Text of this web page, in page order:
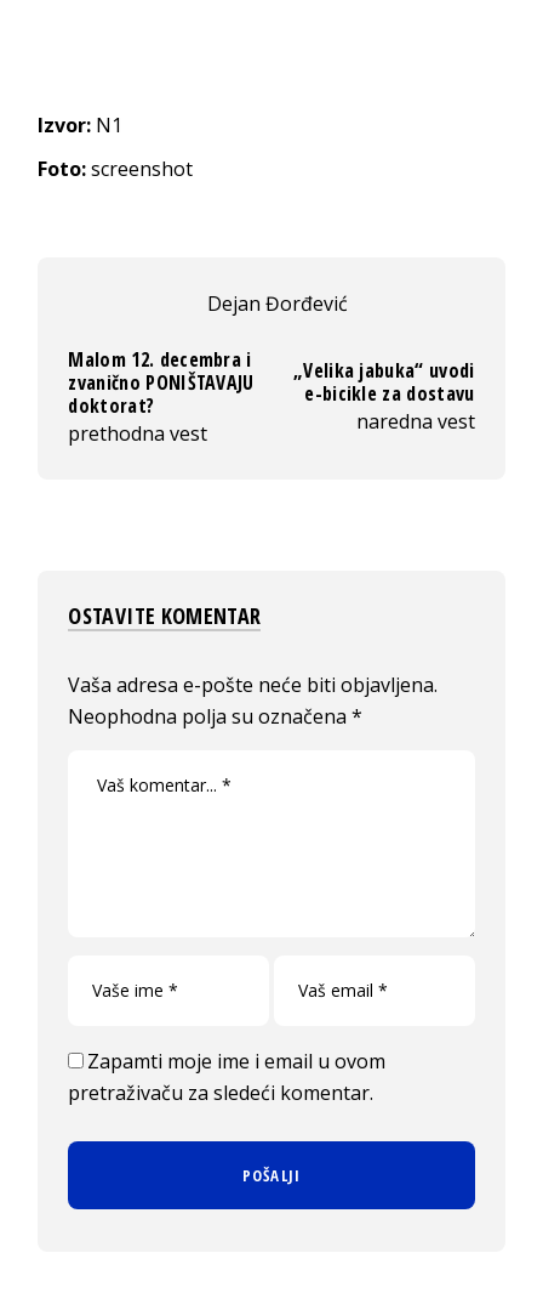
Izvor: N1
Foto:screenshot
Dejan Đorđević
Malom 12. decembra i
zvanično PONIŠTAVAJU
doktorat?
prethodna vest
„Velika jabuka“ uvodi
e-bicikle za dostavu
naredna vest
OSTAVITE KOMENTAR
Vaša adresa e-pošte neće biti objavljena.
Neophodna polja su označena*
Zapamti moje ime i email u ovom
pretraživaču za sledeći komentar.